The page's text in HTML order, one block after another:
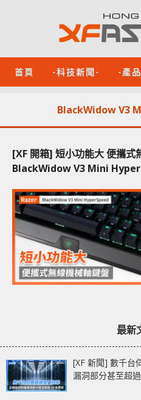
首頁 -科技新聞- -產
BlackWidow V3
[XF 開箱] 短小功能大 便攜
BlackWidow V3 Mini
最新
[XF 新聞] 數千
漏洞部分甚至超